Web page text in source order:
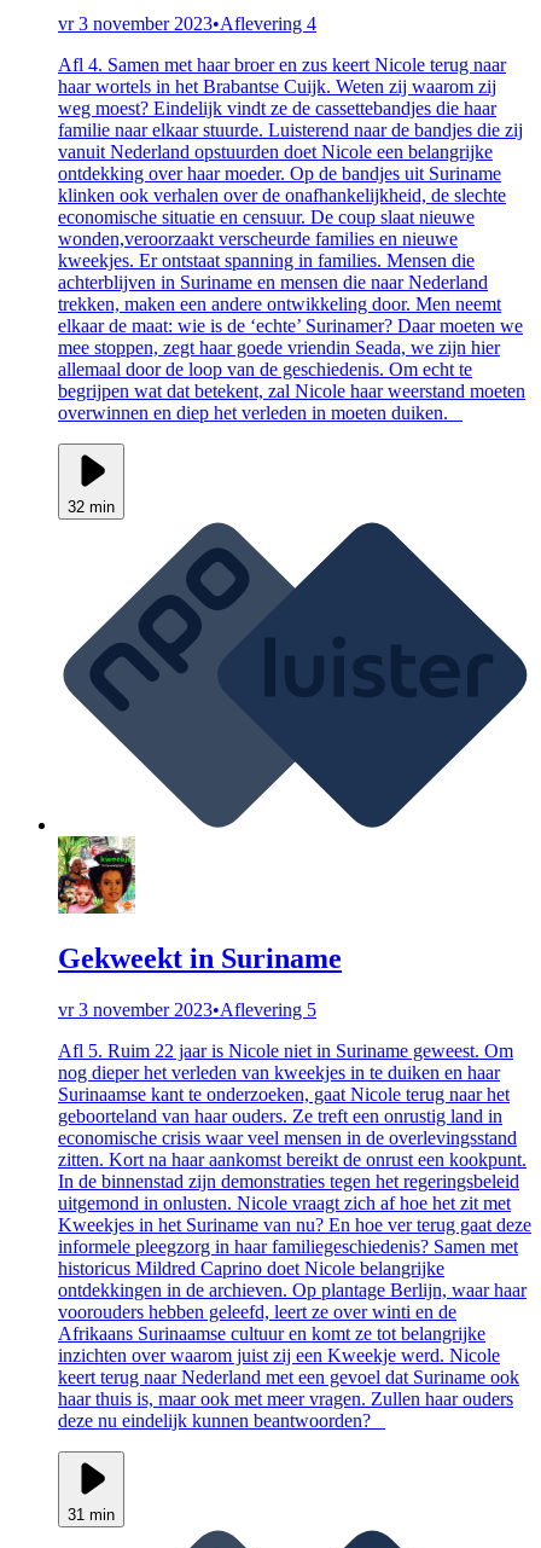
vr 3 november 2023•Aflevering 4
Afl 4. Samen met haar broer en zus keert Nicole terug naar
haar wortels in het Brabantse Cuijk. Weten zij waarom zij
weg moest? Eindelijk vindt ze de cassettebandjes die haar
familie naar elkaar stuurde. Luisterend naar de bandjes die zij
vanuit Nederland opstuurden doet Nicole een belangrijke
ontdekking over haar moeder. Op de bandjes uit Suriname
klinken ook verhalen over de onafhankelijkheid, de slechte
economische situatie en censuur. De coup slaat nieuwe
wonden,veroorzaakt verscheurde families en nieuwe
kweekjes. Er ontstaat spanning in families. Mensen die
achterblijven in Suriname en mensen die naar Nederland
trekken, maken een andere ontwikkeling door. Men neemt
elkaar de maat: wie is de ‘echte’ Surinamer? Daar moeten we
mee stoppen, zegt haar goede vriendin Seada, we zijn hier
allemaal door de loop van de geschiedenis. Om echt te
begrijpen wat dat betekent, zal Nicole haar weerstand moeten
overwinnen en diep het verleden in moeten duiken.
32 min
Gekweekt in Suriname
vr 3 november 2023•Aflevering 5
Afl 5. Ruim 22 jaar is Nicole niet in Suriname geweest. Om
nog dieper het verleden van kweekjes in te duiken en haar
Surinaamse kant te onderzoeken, gaat Nicole terug naar het
geboorteland van haar ouders. Ze treft een onrustig land in
economische crisis waar veel mensen in de overlevingsstand
zitten. Kort na haar aankomst bereikt de onrust een kookpunt.
In de binnenstad zijn demonstraties tegen het regeringsbeleid
uitgemond in onlusten. Nicole vraagt zich af hoe het zit met
Kweekjes in het Suriname van nu? En hoe ver terug gaat deze
informele pleegzorg in haar familiegeschiedenis? Samen met
historicus Mildred Caprino doet Nicole belangrijke
ontdekkingen in de archieven. Op plantage Berlijn, waar haar
voorouders hebben geleefd, leert ze over winti en de
Afrikaans Surinaamse cultuur en komt ze tot belangrijke
inzichten over waarom juist zij een Kweekje werd. Nicole
keert terug naar Nederland met een gevoel dat Suriname ook
haar thuis is, maar ook met meer vragen. Zullen haar ouders
deze nu eindelijk kunnen beantwoorden?
31 min